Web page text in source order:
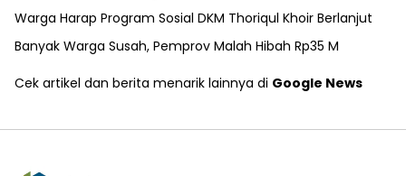
Warga Harap Program Sosial DKM Thoriqul Khoir Berlanjut
Banyak Warga Susah, Pemprov Malah Hibah Rp35 M
Cek artikel dan berita menarik lainnya di Google News